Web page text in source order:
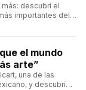
descubrí el
importantes del
el mundo
arte”
una de las
y descubrí